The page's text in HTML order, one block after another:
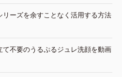
リーズを余すことなく活用する方法
て不要のうるぷるジュレ洗顔を動画